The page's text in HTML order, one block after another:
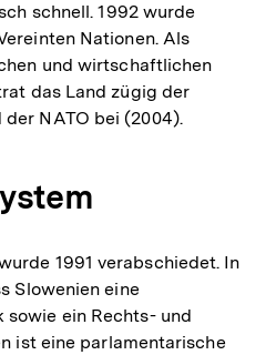
schnell. 1992 wurde
Nationen. Als
und wirtschaftlichen
das Land zügig der
der NATO bei (2004).
1991 verabschiedet. In
Slowenien eine
ein Rechts- und
ist eine parlamentarische